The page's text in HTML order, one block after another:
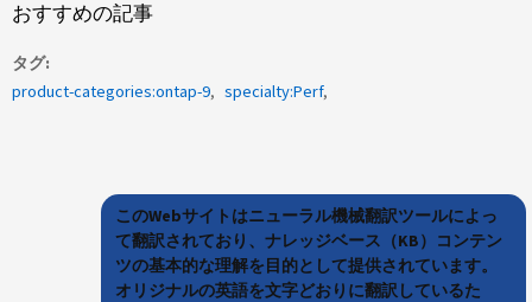
おすすめの記事
タグ
product-categories:ontap-9
specialty:Perf
このWebサイトはニューラル機械翻訳ツールによっ
て翻訳されており、ナレッジベース（KB）コンテン
ツの基本的な理解を目的として提供されています。
オリジナルの英語を文字どおりに翻訳しているた